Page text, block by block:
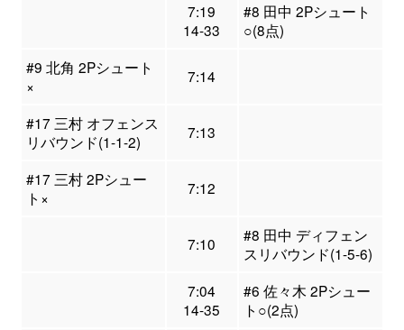
7:19
14-33
#8 田中 2Pシュート
○(8点)
#9 北角 2Pシュート
×
7:14
#17 三村 オフェンス
リバウンド(1-1-2)
7:13
#17 三村 2Pシュー
ト×
7:12
7:10
#8 田中 ディフェン
スリバウンド(1-5-6)
7:04
14-35
#6 佐々木 2Pシュー
ト○(2点)